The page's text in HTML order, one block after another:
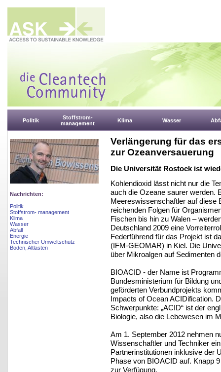
Politik
Stoffstrom-
management
Klima Wasser
Nachrichten:
Politik
Stoffstrom- management
Klima
Wasser
Abfall
Energie
Technischer Umweltschutz
Boden, Altlasten
Verlängerung für das
zur Ozeanversauerung
Die Universität Rostock ist
Kohlendioxid lässt nicht nur die
auch die Ozeane saurer werden.
Meereswissenschaftler auf diese
reichenden Folgen für
Fischen bis hin zu Walen –
Deutschland 2009 eine
Federführend für das Projekt ist
(IFM-GEOMAR) in Kiel. Die
über Mikroalgen auf Sedimenten
BIOACID - der Name ist
Bundesministerium für Bildung
geförderten Verbundprojekts
Impacts of Ocean ACIDification.
Schwerpunkte: „ACID“ ist der
Biologie, also die Lebewesen im
Am 1. September 2012 nehmen
Wissenschaftler und Techniker
Partnerinstitutionen inklusive der
Phase von BIOACID auf. Knapp
zur Verfügung.